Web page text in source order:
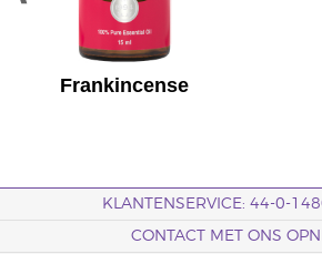
Frankincense
KLANTENSERVICE: 44-0-
CONTACT MET ONS